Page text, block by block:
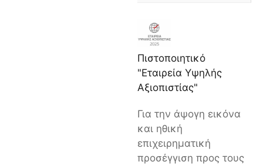
Πιστοποιητικό
"Εταιρεία Υψηλής
Αξιοπιστίας"
Για την άψογη εικόνα
και ηθική
επιχειρηματική
προσέγγιση προς τους